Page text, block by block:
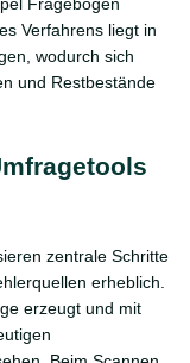
Verfahrens liegt in
wodurch sich
und Restbestände
zentrale Schritte
erheblich.
erzeugt und mit